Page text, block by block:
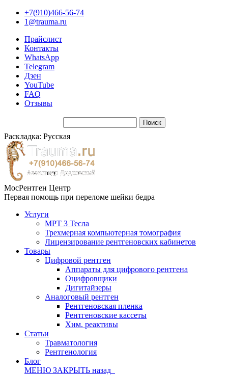
+7(910)466-56-74
1@trauma.ru
Прайслист
Контакты
WhatsApp
Telegram
Дзен
YouTube
FAQ
Отзывы
Раскладка: Русская
МосРентген Центр
Первая помощь при переломе шейки бедра
Услуги
МРТ 3 Тесла
Трехмерная компьютерная томография
Лицензирование рентгеновских кабинетов
Товары
Цифровой рентген
Аппараты для цифрового рентгена
Оцифровщики
Дигитайзеры
Аналоговый рентген
Рентгеновская пленка
Рентгеновские кассеты
Хим. реактивы
Статьи
Травматология
Рентгенология
Блог
МЕНЮ ЗАКРЫТЬ назад